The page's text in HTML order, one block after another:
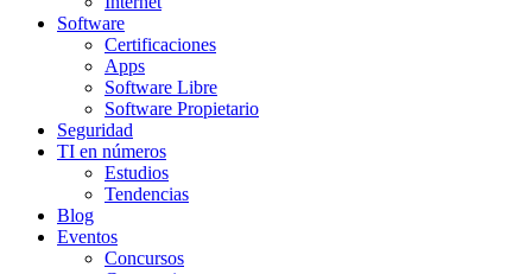
Software
Certificaciones
Apps
Software Libre
Software Propietario
Seguridad
TI en números
Estudios
Tendencias
Blog
Eventos
Concursos